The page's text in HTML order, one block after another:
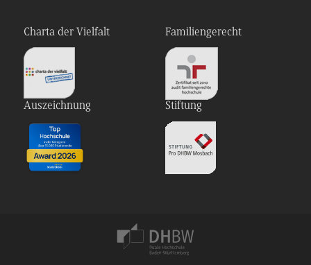
Charta der Vielfalt Familiengerecht
Auszeichnung Stiftung